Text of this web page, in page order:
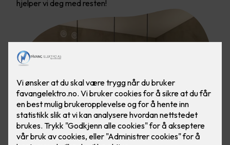
hjelper vi deg med resten!